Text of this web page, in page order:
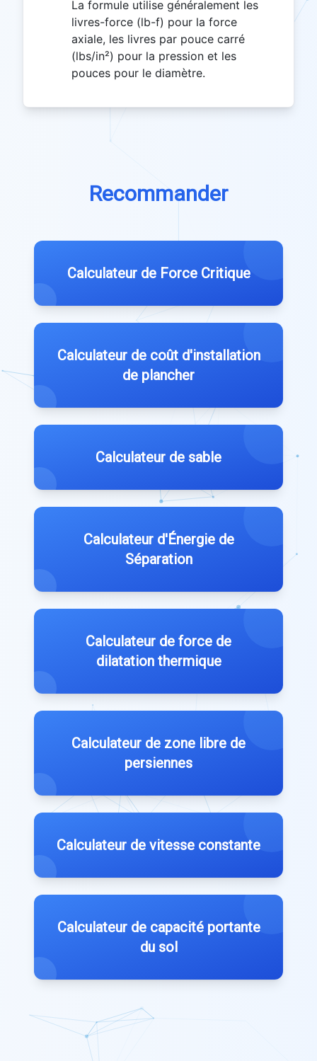
La formule utilise généralement les
livres-force (lb-f) pour la force
axiale, les livres par pouce carré
(lbs/in²) pour la pression et les
pouces pour le diamètre.
Recommander
Calculateur de Force Critique
Calculateur de coût d'installation
de plancher
Calculateur de sable
Calculateur d'Énergie de
Séparation
Calculateur de force de
dilatation thermique
Calculateur de zone libre de
persiennes
Calculateur de vitesse constante
Calculateur de capacité portante
du sol